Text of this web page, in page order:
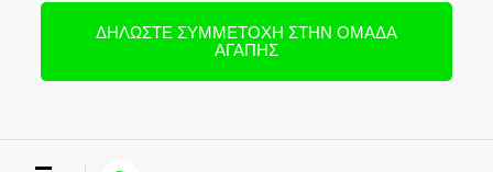
ΔΗΛΏΣΤΕ ΣΥΜΜΕΤΟΧΉ ΣΤΗΝ ΟΜΆΔΑ
ΑΓΆΠΗΣ